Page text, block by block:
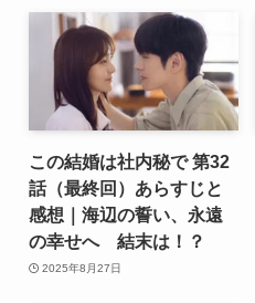
この結婚は社内秘で 第32
話（最終回）あらすじと
感想｜海辺の誓い、永遠
の幸せへ 結末は！？
2025年8月27日